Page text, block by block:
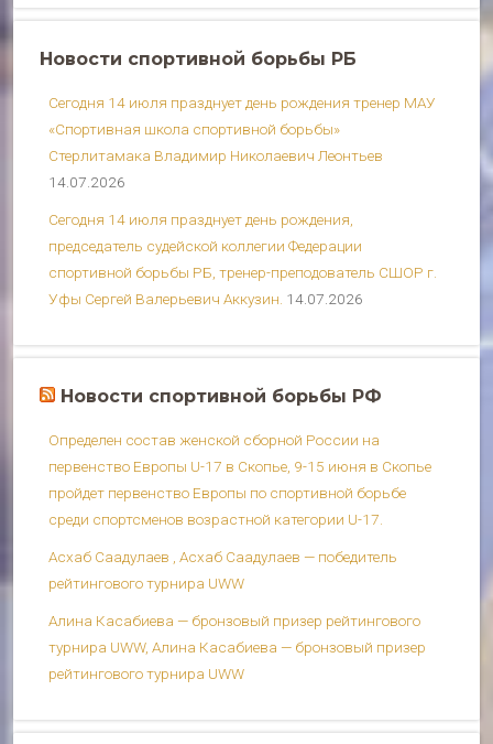
Новости спортивной борьбы РБ
Сегодня 14 июля празднует день рождения тренер МАУ
«Спортивная школа спортивной борьбы»
Стерлитамака Владимир Николаевич Леонтьев
14.07.2026
Сегодня 14 июля празднует день рождения,
председатель судейской коллегии Федерации
спортивной борьбы РБ, тренер-преподователь СШОР г.
Уфы Сергей Валерьевич Аккузин. 14.07.2026
Новости спортивной борьбы РФ
Определен состав женской сборной России на
первенство Европы U-17 в Скопье, 9-15 июня в Скопье
пройдет первенство Европы по спортивной борьбе
среди спортсменов возрастной категории U-17.
Асхаб Саадулаев , Асхаб Саадулаев — победитель
рейтингового турнира UWW
Алина Касабиева — бронзовый призер рейтингового
турнира UWW, Алина Касабиева — бронзовый призер
рейтингового турнира UWW